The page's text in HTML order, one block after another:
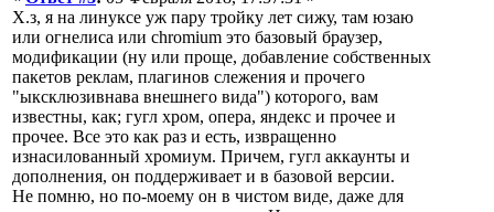
Х.з, я на линуксе уж пару тройку лет сижу, там юзаю
или огнелиса или chromium это базовый браузер,
модификации (ну или проще, добавление собственных
пакетов реклам, плагинов слежения и прочего
"ыксклюзивнава внешнего вида") которого, вам
известны, как; гугл хром, опера, яндекс и прочее и
прочее. Все это как раз и есть, извращенно
изнасилованный хромиум. Причем, гугл аккаунты и
дополнения, он поддерживает и в базовой версии.
Не помню, но по-моему он в чистом виде, даже для